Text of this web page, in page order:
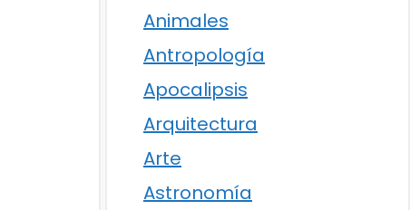
Animales
Antropología
Apocalipsis
Arquitectura
Arte
Astronomía